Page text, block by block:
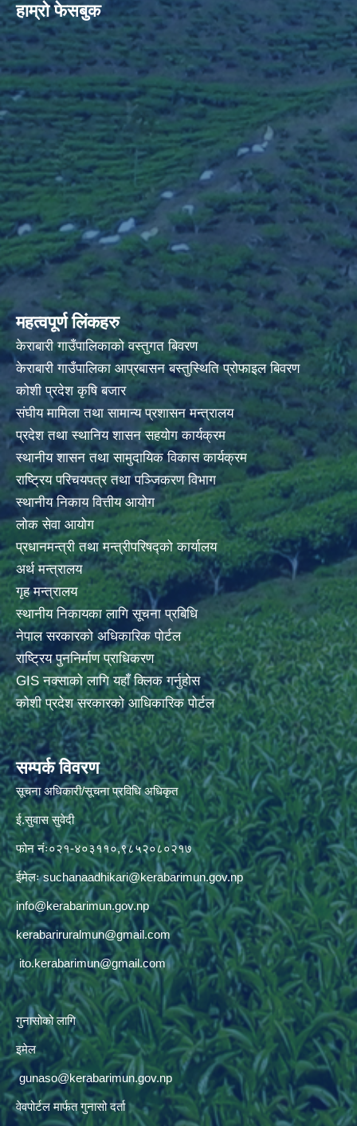
हाम्रो फेसबुक
महत्वपूर्ण लिंकहरु
केराबारी गाउँपालिकाको वस्तुगत बिवरण
केराबारी गाउँपालिका आप्रबासन बस्तुस्थिति प्रोफाइल बिवरण
कोशी प्रदेश कृषि बजार
संघीय मामिला तथा सामान्य प्रशासन मन्त्रालय
प्रदेश तथा स्थानिय शासन सहयोग कार्यक्रम
स्थानीय शासन तथा सामुदायिक विकास कार्यक्रम
राष्ट्रिय परिचयपत्र तथा पञ्जिकरण विभाग
स्थानीय निकाय वित्तीय आयोग
लोक सेवा आयोग
प्रधानमन्त्री तथा मन्त्रीपरिषद्को कार्यालय
अर्थ मन्त्रालय
गृह मन्त्रालय
स्थानीय निकायका लागि सूचना प्रबिधि
नेपाल सरकारको अधिकारिक पोर्टल
राष्ट्रिय पुननिर्माण प्राधिकरण
GIS नक्साको लागि यहाँ क्लिक गर्नुहोस
कोशी प्रदेश सरकारको आधिकारिक पोर्टल
सम्पर्क विवरण
सूचना अधिकारी/सूचना प्रविधि अधिकृत
ई.सुवास सुवेदी
फोन नंः०२१-४०३११०,९८५२०८०२१७
ईमेलःsuchanaadhikari@kerabarimun.gov.np
info@kerabarimun.gov.np
kerabariruralmun@gmail.com
ito.kerabarimun@gmail.com
गुनासोको लागि
इमेल
gunaso@kerabarimun.gov.np
वेवपोर्टल मार्फत गुनासो दर्ता